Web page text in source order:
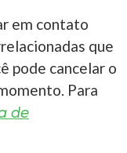
em contato
que
pode cancelar o
Para
de